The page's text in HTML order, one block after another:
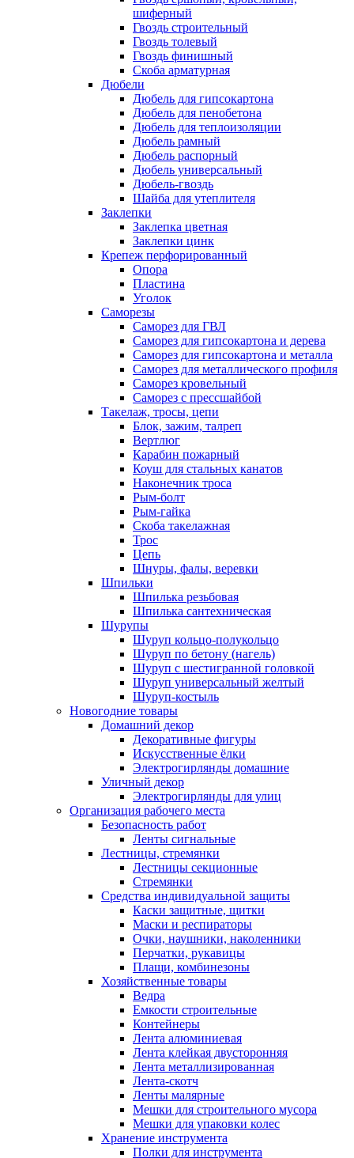
шиферный
Гвоздь строительный
Гвоздь толевый
Гвоздь финишный
Скоба арматурная
Дюбели
Дюбель для гипсокартона
Дюбель для пенобетона
Дюбель для теплоизоляции
Дюбель рамный
Дюбель распорный
Дюбель универсальный
Дюбель-гвоздь
Шайба для утеплителя
Заклепки
Заклепка цветная
Заклепки цинк
Крепеж перфорированный
Опора
Пластина
Уголок
Саморезы
Саморез для ГВЛ
Саморез для гипсокартона и дерева
Саморез для гипсокартона и металла
Саморез для металлического профиля
Саморез кровельный
Саморез с прессшайбой
Такелаж, тросы, цепи
Блок, зажим, талреп
Вертлюг
Карабин пожарный
Коуш для стальных канатов
Наконечник троса
Рым-болт
Рым-гайка
Скоба такелажная
Трос
Цепь
Шнуры, фалы, веревки
Шпильки
Шпилька резьбовая
Шпилька сантехническая
Шурупы
Шуруп кольцо-полукольцо
Шуруп по бетону (нагель)
Шуруп с шестигранной головкой
Шуруп универсальный желтый
Шуруп-костыль
Новогодние товары
Домашний декор
Декоративные фигуры
Искусственные ёлки
Электрогирлянды домашние
Уличный декор
Электрогирлянды для улиц
Организация рабочего места
Безопасность работ
Ленты сигнальные
Лестницы, стремянки
Лестницы секционные
Стремянки
Средства индивидуальной защиты
Каски защитные, щитки
Маски и респираторы
Очки, наушники, наколенники
Перчатки, рукавицы
Плащи, комбинезоны
Хозяйственные товары
Ведра
Емкости строительные
Контейнеры
Лента алюминиевая
Лента клейкая двусторонняя
Лента металлизированная
Лента-скотч
Ленты малярные
Мешки для строительного мусора
Мешки для упаковки колес
Хранение инструмента
Полки для инструмента